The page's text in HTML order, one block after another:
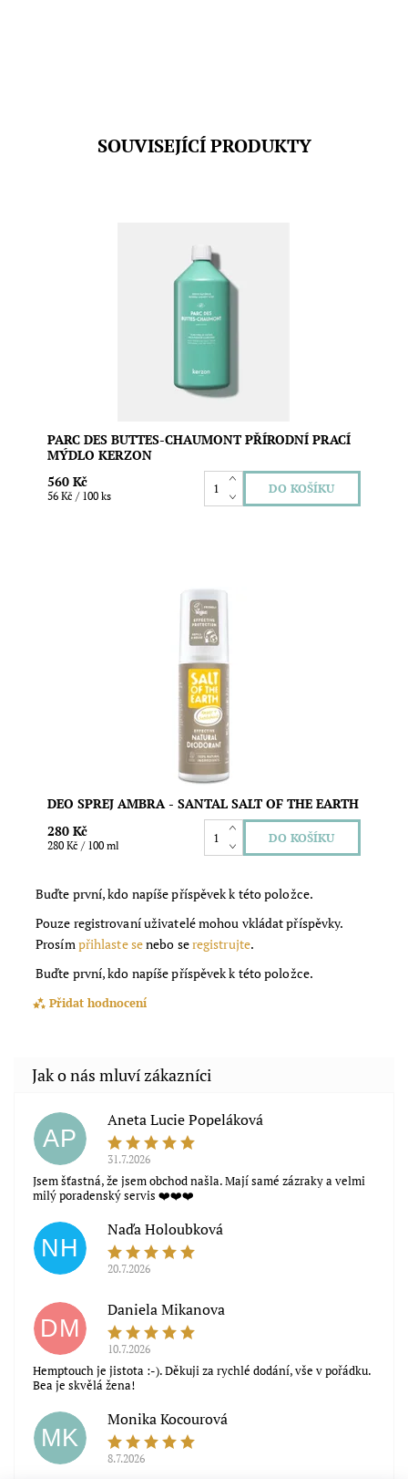
SOUVISEJÍCÍ PRODUKTY
Jeho vůně vás přenese do parku Buttes-Chaumont ve
Francii, kde můžete snít ve stínu cedrů z Libanonu.
Vůně pracího mýdla se otevírá dřevitými tóny a rozvíjí
do lehkého květinového srdce, zakončeného smyslnými
tóny cedru a santalového dřeva. Vegan Objem: 1L
PARC DES BUTTES-CHAUMONT PŘÍRODNÍ PRACÍ
MÝDLO KERZON
560 Kč
56 Kč / 100 ks
Přírodní deodorant Salt of the Earth s ambrou a
santalem je určen pro muže, ale i ženy, které mají rády
neotřelé pánské a unisex mošusové vůně. Kombinuje
účinky minerální soli s éterickými oleji a bylinnými
extrakty. Pro spolehlivou ochranu po celý den....
Skladem
Salt of the Earth
DEO SPREJ AMBRA - SANTAL SALT OF THE EARTH
280 Kč
280 Kč / 100 ml
Buďte první, kdo napíše příspěvek k této položce.
Pouze registrovaní uživatelé mohou vkládat příspěvky.
Prosímpřihlaste senebo seregistrujte.
Buďte první, kdo napíše příspěvek k této položce.
Přidat hodnocení
AP
Aneta Lucie Popeláková
31.7.2026
Jsem šťastná, že jsem obchod našla. Mají samé zázraky a velmi
milý poradenský servis ❤️❤️❤️
NH
Naďa Holoubková
20.7.2026
DM
Daniela Mikanova
10.7.2026
Hemptouch je jistota :-). Děkuji za rychlé dodání, vše v pořádku.
Bea je skvělá žena!
MK
Monika Kocourová
8.7.2026